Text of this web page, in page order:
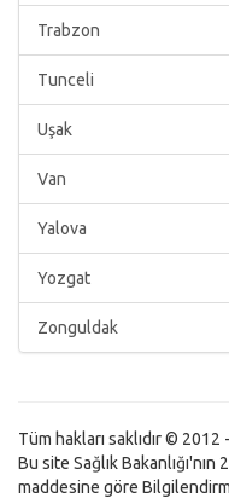
Trabzon
Tunceli
Uşak
Van
Yalova
Yozgat
Zonguldak
Tüm hakları saklıdır © 2012
Bu site Sağlık
maddesine göre